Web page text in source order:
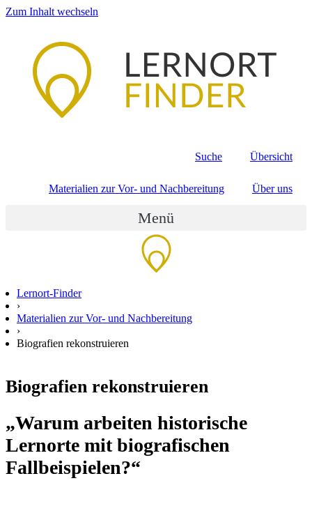
Zum Inhalt wechseln
Suche Übersicht
Materialien zur Vor- und Nachbereitung Über uns
Menü
Lernort-Finder
›
Materialien zur Vor- und Nachbereitung
›
Biografien rekonstruieren
Biografien rekonstruieren
„Warum arbeiten historische
Lernorte mit biografischen
Fallbeispielen?“